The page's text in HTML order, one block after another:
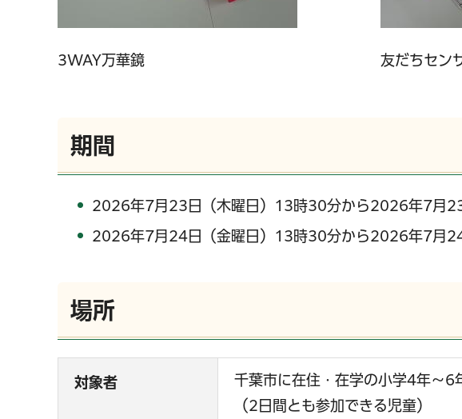
3WAY万華鏡 友だちセン
期間
2026年7月23日（木曜日）13時30分から2026年7月
2026年7月24日（金曜日）13時30分から2026年7月
場所
対象者
千葉市に在住・在学の小学4年～6
（2日間とも参加できる児童）